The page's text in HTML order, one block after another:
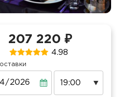
207 220 ₽
4.98